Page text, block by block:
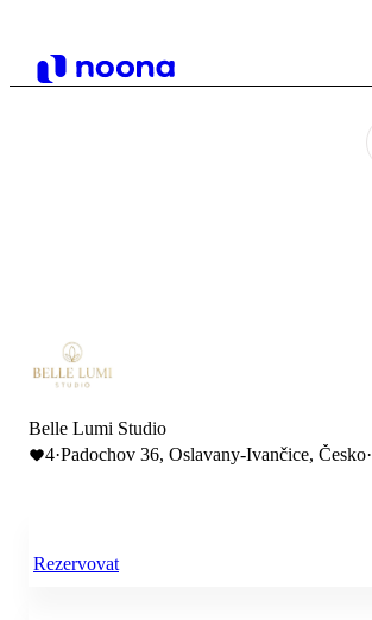
Belle Lumi Studio
4·Padochov 36, Oslavany-Ivančice, Česko·
Rezervovat